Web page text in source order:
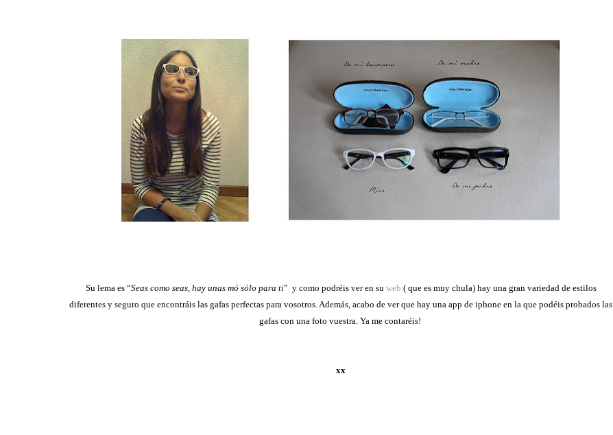
Su lema es “Seas como seas, hay unas mó sólo para ti” y como podréis ver en su web ( que es muy chula) hay una gran variedad de estilos
diferentes y seguro que encontráis las gafas perfectas para vosotros. Además, acabo de ver que hay una app de iphone en la que podéis probados las
gafas con una foto vuestra. Ya me contaréis!
xx